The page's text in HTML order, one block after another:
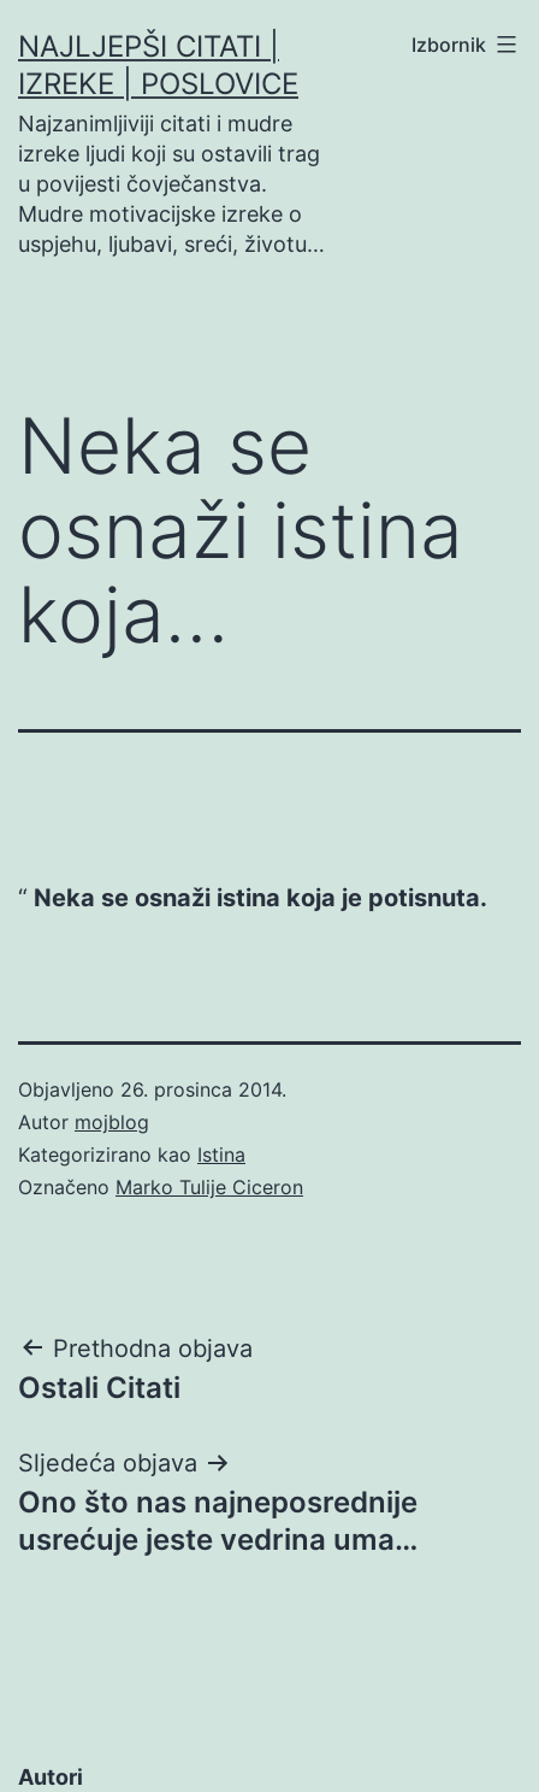
na
sadržaj
NAJLJEPŠI CITATI |
IZREKE | POSLOVICE
Najzanimljiviji citati i mudre
izreke ljudi koji su ostavili trag
u povijesti čovječanstva.
Mudre motivacijske izreke o
uspjehu, ljubavi, sreći, životu…
Izbornik
Neka se
osnaži istina
koja…
Neka se osnaži istina koja je potisnuta.
Objavljeno 26. prosinca 2014.
Autor mojblog
Kategorizirano kao Istina
Označeno Marko Tulije Ciceron
Navigacija
objava
Prethodna objava
Ostali Citati
Sljedeća objava
Ono što nas najneposrednije
usrećuje jeste vedrina uma…
Autori